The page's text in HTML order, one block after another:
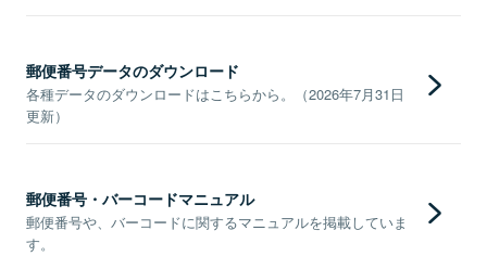
郵便番号データのダウンロード
各種データのダウンロードはこちらから。（2026年7月31日
更新）
郵便番号・バーコードマニュアル
郵便番号や、バーコードに関するマニュアルを掲載していま
す。